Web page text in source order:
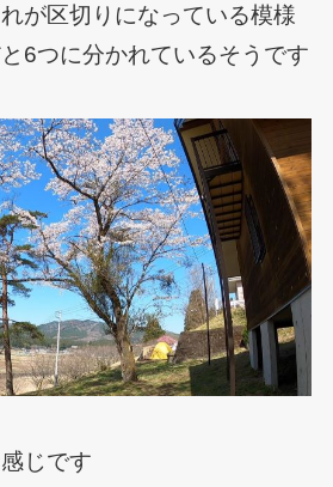
が区切りになっている模様
6つに分かれているそうです
じです